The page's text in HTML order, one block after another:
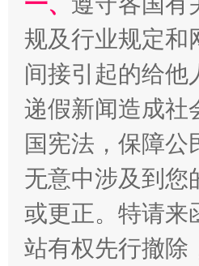
习近平的博鳌关键词
“刷贴”乱象丛生
规及行业规定和
间接引起的给他
递假新闻造成社
国宪法，保障
无意中涉及到您
或更正。特请来
站有权先行撤除